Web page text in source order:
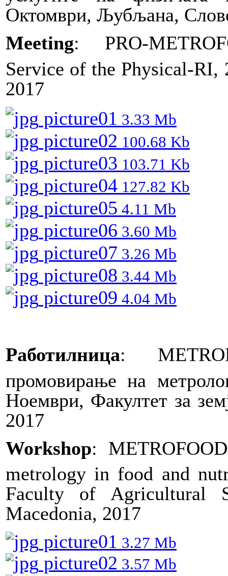
Октомври, Љубљана,
Meeting: PRO-
Service of the Physical-RI,
2017
picture01 3.33 Mb
picture02 100.68 Kb
picture03 103.71 Kb
picture04 127.82 Kb
picture05 4.11 Mb
picture06 3.60 Mb
picture07 3.26 Mb
picture08 3.44 Mb
picture09 4.04 Mb
Работилница:
промовирање на
Ноември, Факултет за
2017
Workshop:
metrology in food and
Faculty of Agricultural
Macedonia, 2017
picture01 3.27 Mb
picture02 3.57 Mb